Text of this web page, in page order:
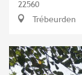
22560
Trébeurden